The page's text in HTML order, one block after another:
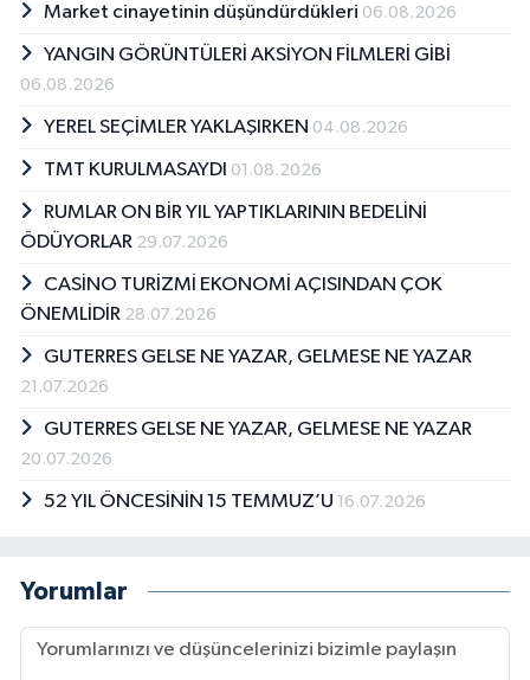
Market cinayetinin düşündürdükleri 06.08.2026
YANGIN GÖRÜNTÜLERİ AKSİYON FİLMLERİ GİBİ
06.08.2026
YEREL SEÇİMLER YAKLAŞIRKEN 04.08.2026
TMT KURULMASAYDI 01.08.2026
RUMLAR ON BİR YIL YAPTIKLARININ BEDELİNİ
ÖDÜYORLAR 29.07.2026
CASİNO TURİZMİ EKONOMİ AÇISINDAN ÇOK
ÖNEMLİDİR 28.07.2026
GUTERRES GELSE NE YAZAR, GELMESE NE YAZAR
21.07.2026
GUTERRES GELSE NE YAZAR, GELMESE NE YAZAR
20.07.2026
52 YIL ÖNCESİNİN 15 TEMMUZ’U 16.07.2026
Yorumlar